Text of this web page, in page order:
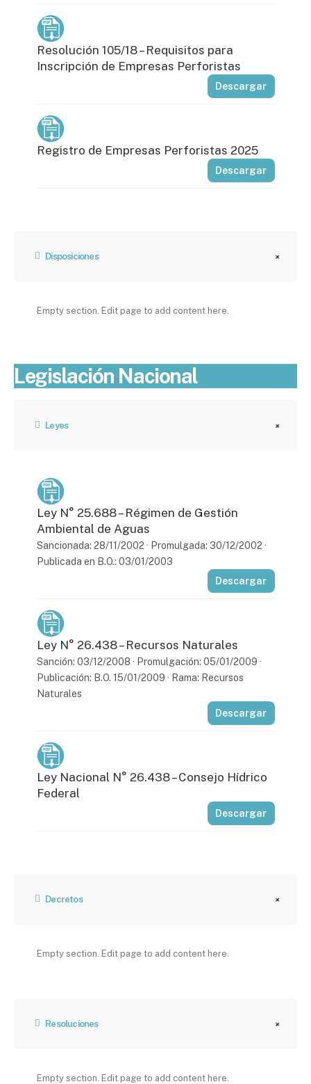
Resolución 105/18 – Requisitos para
Inscripción de Empresas Perforistas
Descargar
Registro de Empresas Perforistas 2025
Descargar
Disposiciones
Empty section. Edit page to add content here.
Legislación Nacional
Leyes
Ley N° 25.688 – Régimen de Gestión
Ambiental de Aguas
Sancionada: 28/11/2002 · Promulgada: 30/12/2002 ·
Publicada en B.O.: 03/01/2003
Descargar
Ley N° 26.438 – Recursos Naturales
Sanción: 03/12/2008 · Promulgación: 05/01/2009 ·
Publicación: B.O. 15/01/2009 · Rama: Recursos
Naturales
Descargar
Ley Nacional N° 26.438 – Consejo Hídrico
Federal
Descargar
Decretos
Empty section. Edit page to add content here.
Resoluciones
Empty section. Edit page to add content here.